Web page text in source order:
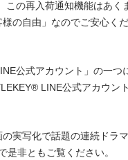
の再入荷通知機能はあ
の自由」なのでご安心くだ
公式アカウント」の一
LINE公式アカウン
実写化で話題の連続ドラ
非ともご覧ください。